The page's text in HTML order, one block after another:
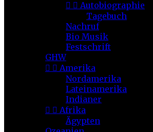
  Autobiographie
Tagebuch
Nachruf
Bio Musik
Festschrift
GHW
  Amerika
Nordamerika
Lateinamerika
Indianer
  Afrika
Ägypten